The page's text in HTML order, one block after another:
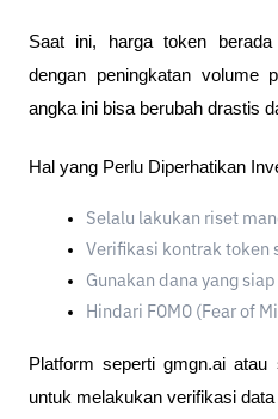
Saat ini, harga token
dengan peningkatan volume
angka ini bisa berubah drastis
Hal yang Perlu Diperhatikan
Selalu lakukan riset
Verifikasi kontrak token
Gunakan dana yang
Hindari FOMO (Fear of
Platform seperti gmgn.ai
untuk melakukan verifikasi